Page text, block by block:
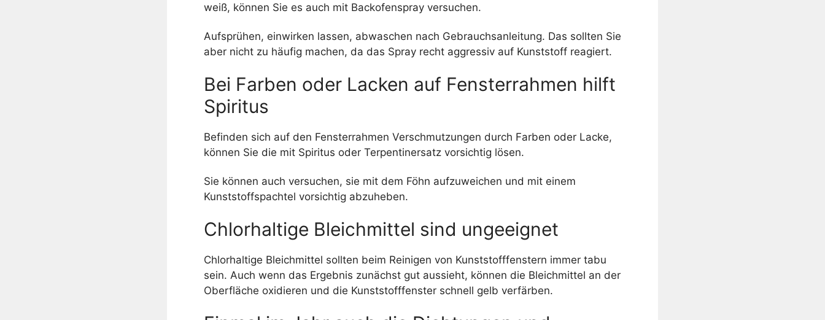
weiß, können Sie es auch mit Backofenspray versuchen.
Aufsprühen, einwirken lassen, abwaschen nach Gebrauchsanleitung. Das sollten Sie
aber nicht zu häufig machen, da das Spray recht aggressiv auf Kunststoff reagiert.
Bei Farben oder Lacken auf Fensterrahmen hilft
Spiritus
Befinden sich auf den Fensterrahmen Verschmutzungen durch Farben oder Lacke,
können Sie die mit Spiritus oder Terpentinersatz vorsichtig lösen.
Sie können auch versuchen, sie mit dem Föhn aufzuweichen und mit einem
Kunststoffspachtel vorsichtig abzuheben.
Chlorhaltige Bleichmittel sind ungeeignet
Chlorhaltige Bleichmittel sollten beim Reinigen von Kunststofffenstern immer tabu
sein. Auch wenn das Ergebnis zunächst gut aussieht, können die Bleichmittel an der
Oberfläche oxidieren und die Kunststofffenster schnell gelb verfärben.